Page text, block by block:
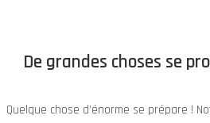
De grandes choses se
Quelque chose d’énorme se prépare !